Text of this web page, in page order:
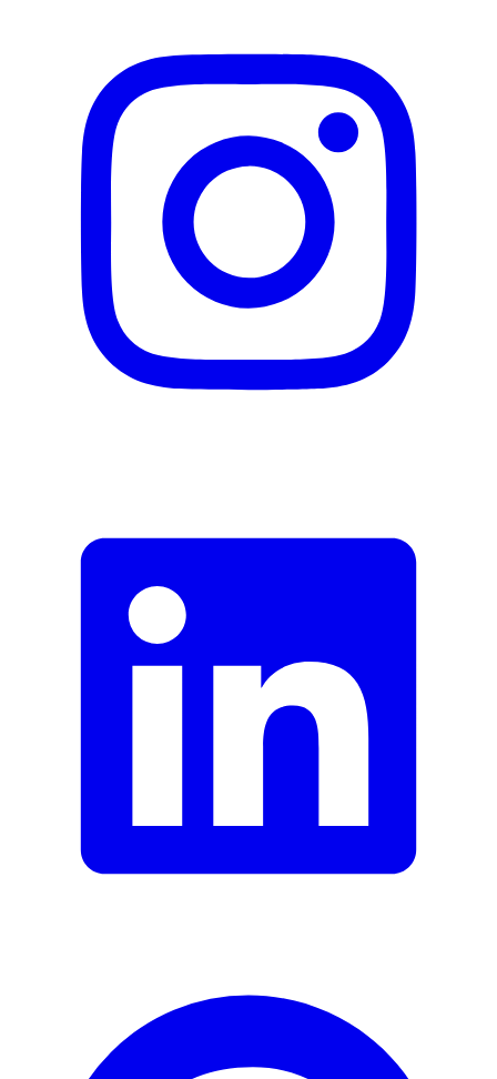
Dermatologisch getestet Ja
Lichtschutzfaktor
50+
Korallenfreundlich
Hersteller
NIVEA SUN
4005900353528
0 Monate
Garantieinformationen
NIVEA SUN
Fehler melden